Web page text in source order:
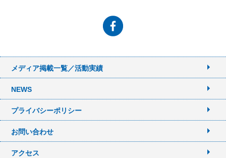
メディア掲載一覧／活動実績
NEWS
プライバシーポリシー
お問い合わせ
アクセス